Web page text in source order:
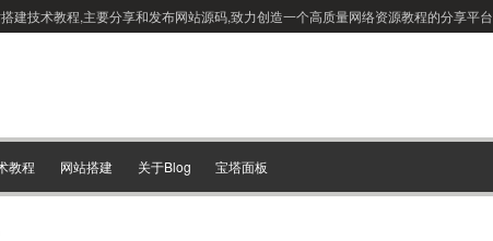
建技术教程,主要分享和发布网站源码,致力创造一个高质量网络资源教程的分享平台
教程 网站搭建 关于Blog 宝塔面板